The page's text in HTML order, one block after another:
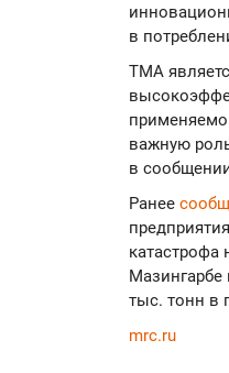
в
ТМА
важную
в
Ранее
Мазингарбе
тыс. тонн в
mrc.ru